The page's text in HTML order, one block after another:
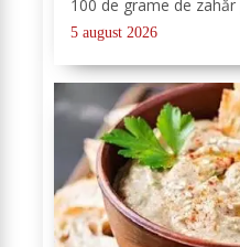
100 de grame de
de lămâie 600 de
foi de gelatină hidratate
5 august 2026